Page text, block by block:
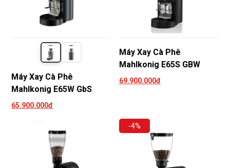
Máy Xay Cà Phê
Mahlkonig E65W GbS
65.900.000đ
Máy Xay Cà Phê
Mahlkonig E65S GBW
69.900.000đ
-4%